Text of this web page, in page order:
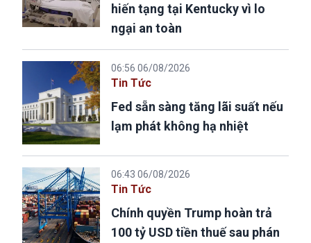
hiến tạng tại Kentucky vì lo
ngại an toàn
06:56 06/08/2026
Tin Tức
Fed sẵn sàng tăng lãi suất nếu
lạm phát không hạ nhiệt
06:43 06/08/2026
Tin Tức
Chính quyền Trump hoàn trả
100 tỷ USD tiền thuế sau phán